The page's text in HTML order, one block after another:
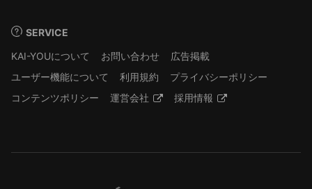
SERVICE
KAI-YOUについて
お問い合わせ
広告掲載
ユーザー機能について
利用規約
プライバシーポリシー
コンテンツポリシー
運営会社 採用情報